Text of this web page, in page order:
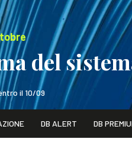
del
il 10/09
WEBINAR / 1° Ottobre
DB ALERT DB